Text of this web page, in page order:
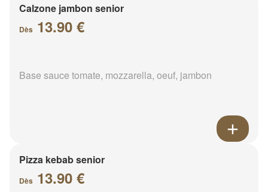
Calzone jambon senior
Dès 13.90 €
Base sauce tomate, mozzarella, oeuf, jambon
Pizza kebab senior
Dès 13.90 €